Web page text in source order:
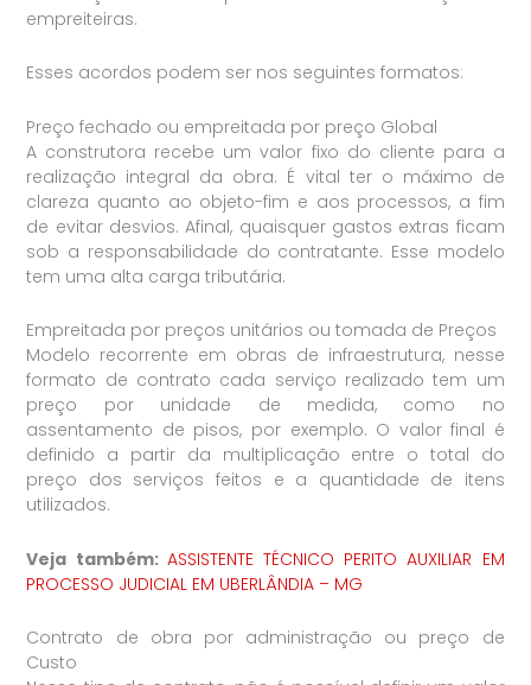
empreiteiras.
Esses acordos podem ser nos seguintes formatos:
Preço fechado ou empreitada por preço Global
A construtora recebe um valor fixo do cliente para a
realização integral da obra. É vital ter o máximo de
clareza quanto ao objeto-fim e aos processos, a fim
de evitar desvios. Afinal, quaisquer gastos extras ficam
sob a responsabilidade do contratante. Esse modelo
tem uma alta carga tributária.
Empreitada por preços unitários ou tomada de Preços
Modelo recorrente em obras de infraestrutura, nesse
formato de contrato cada serviço realizado tem um
preço por unidade de medida, como no
assentamento de pisos, por exemplo. O valor final é
definido a partir da multiplicação entre o total do
preço dos serviços feitos e a quantidade de itens
utilizados.
Veja também: ASSISTENTE TÉCNICO PERITO AUXILIAR EM
PROCESSO JUDICIAL EM UBERLÂNDIA – MG
Contrato de obra por administração ou preço de
Custo